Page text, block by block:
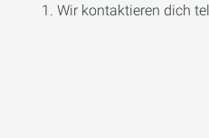
1. Wir kontaktieren dich